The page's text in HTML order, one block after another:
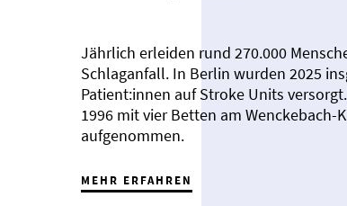
Jährlich erleiden rund 270.000
Schlaganfall. In Berlin wurden 2025
Patient:innen auf Stroke Units
1996 mit vier Betten am Wenckebach-
aufgenommen.
MEHR ERFAHREN